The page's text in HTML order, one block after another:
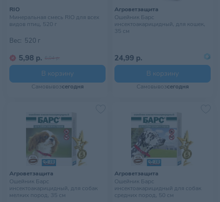
RIO
Минеральная смесь RIO для всех
видов птиц, 520 г
Вес: 520 г
5,98 р. 6,04 р.
В корзину
Самовывозсегодня
Агроветзащита
Ошейник Барс
инсектоакарицидный, для кошек,
35 см
24,99 р.
В корзину
Самовывозсегодня
Агроветзащита
Ошейник Барс
инсектоакарицидный, для собак
мелких пород, 35 см
Агроветзащита
Ошейник Барс
инсектоакарицидный для собак
средних пород, 50 см